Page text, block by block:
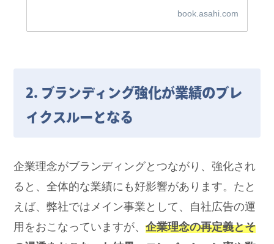
book.asahi.com
2. ブランディング強化が業績のブレ
イクスルーとなる
企業理念がブランディングとつながり、強化され
ると、全体的な業績にも好影響があります。たと
えば、弊社ではメイン事業として、自社広告の運
用をおこなっていますが、企業理念の再定義とそ